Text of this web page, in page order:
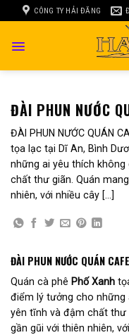
to
CÔNG TY HẢI ĐĂNG
ĐÀI PHUN NƯỚC
ĐÀI PHUN NƯỚC QUÁN
tọa lạc tại Dĩ An, Bình
những ai yêu thích
chất thư giãn. Quán
nhiên, với nhiều cây […]
ĐÀI PHUN NƯỚC QUÁN
Quán cà phê Phố Xanh
điểm lý tưởng cho những
yên tĩnh và đậm chất thư
gần gũi với thiên nhiên,